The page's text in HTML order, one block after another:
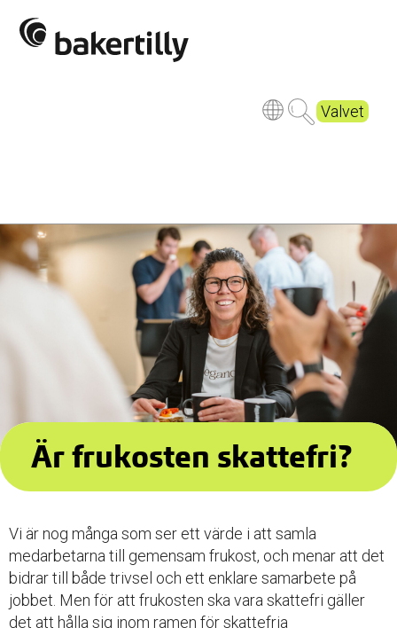
Valvet
Är frukosten skattefri?
Vi är nog många som ser ett värde i att samla
medarbetarna till gemensam frukost, och menar att det
bidrar till både trivsel och ett enklare samarbete på
jobbet. Men för att frukosten ska vara skattefri gäller
det att hålla sig inom ramen för skattefria